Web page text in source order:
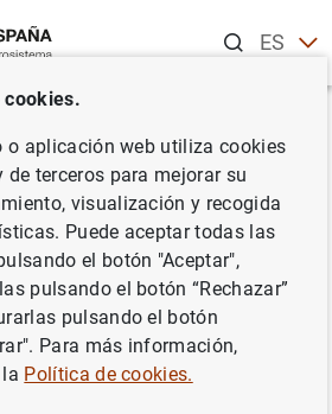
ESEN
importante la
y
El papel del Banco
y Patricia Stupariu
cookies.
o aplicación web utiliza cookies
de terceros para mejorar su
visualización y recogida
Puede aceptar todas las
el botón "Aceptar",
pulsando el botón “Rechazar”
pulsando el botón
Para más información,
Política de cookies.